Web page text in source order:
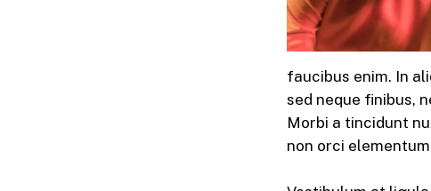
faucibus enim. In
sed neque finibus,
Morbi a tincidunt
non orci